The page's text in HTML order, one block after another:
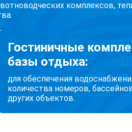
комплексов,
Гостиничные
базы отдыха:
для обеспечения
количества номеров,
других объектов.